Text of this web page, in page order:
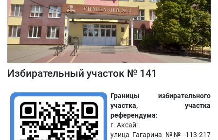
Избирательный участок № 141
Границы избирательного
участка, участка
референдума:
г. Аксай:
улица Гагарина №№ 113-217